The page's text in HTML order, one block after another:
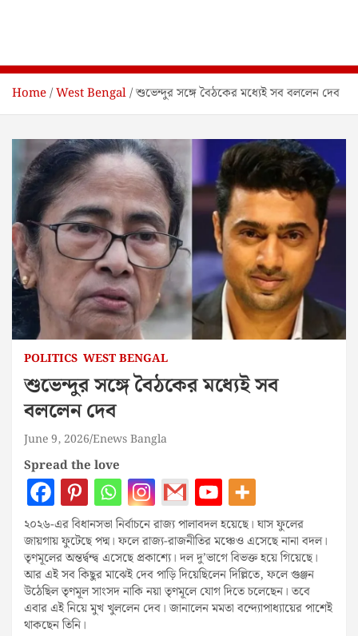
Home West Bengal শুভেন্দুর সঙ্গে বৈঠকের মধ্যেই সব বললেন দেব
POLITICS WEST BENGAL
শুভেন্দুর সঙ্গে বৈঠকের মধ্যেই সব
বললেন দেব
June 9, 2026 Enews Bangla
Spread the love
২০২৬-এর বিধানসভা নির্বাচনে রাজ্য পালাবদল হয়েছে। ঘাস ফুলের
জায়গায় ফুটেছে পদ্ম। ফলে রাজ্য-রাজনীতির মঞ্চেও এসেছে নানা বদল।
তৃণমূলের অন্তর্দ্বন্দ্ব এসেছে প্রকাশ্যে। দল দু’ভাগে বিভক্ত হয়ে গিয়েছে।
আর এই সব কিছুর মাঝেই দেব পাড়ি দিয়েছিলেন দিল্লিতে, ফলে গুঞ্জন
উঠেছিল তৃণমূল সাংসদ নাকি নয়া তৃণমূলে যোগ দিতে চলেছেন। তবে
এবার এই নিয়ে মুখ খুললেন দেব। জানালেন মমতা বন্দ্যোপাধ্যায়ের পাশেই
থাকছেন তিনি।